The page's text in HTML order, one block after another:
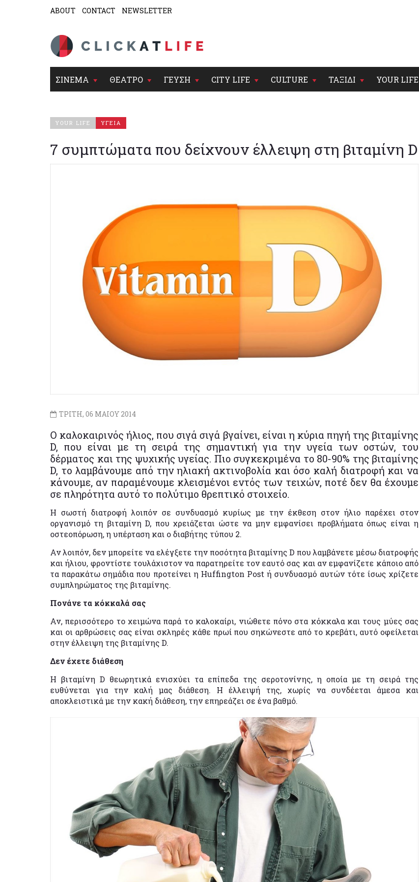
ABOUT CONTACT NEWSLETTER
ΣΙΝΕΜΑ ΘΕΑΤΡΟ ΓΕΥΣΗ CITY LIFE CULTURE ΤΑΞΙΔΙ YOUR LIFE
YOUR LIFE ΥΓΕΙΑ
7 συμπτώματα που δείχνουν έλλειψη στη βιταμίνη D
ΤΡΙΤΗ, 06 ΜΑΙΟΥ 2014
Ο καλοκαιρινός ήλιος, που σιγά σιγά βγαίνει, είναι η κύρια πηγή της βιταμίνης
D, που είναι με τη σειρά της σημαντική για την υγεία των οστών, του
δέρματος και της ψυχικής υγείας. Πιο συγκεκριμένα το 80-90% της βιταμίνης
D, το λαμβάνουμε από την ηλιακή ακτινοβολία και όσο καλή διατροφή και να
κάνουμε, αν παραμένουμε κλεισμένοι εντός των τειχών, ποτέ δεν θα έχουμε
σε πληρότητα αυτό το πολύτιμο θρεπτικό στοιχείο.
Η σωστή διατροφή λοιπόν σε συνδυασμό κυρίως με την έκθεση στον ήλιο παρέχει στον
οργανισμό τη βιταμίνη D, που χρειάζεται ώστε να μην εμφανίσει προβλήματα όπως είναι η
οστεοπόρωση, η υπέρταση και ο διαβήτης τύπου 2.
Αν λοιπόν, δεν μπορείτε να ελέγξετε την ποσότητα βιταμίνης D που λαμβάνετε μέσω διατροφής
και ήλιου, φροντίστε τουλάχιστον να παρατηρείτε τον εαυτό σας και αν εμφανίζετε κάποιο από
τα παρακάτω σημάδια που προτείνει η Ηuffington Post ή συνδυασμό αυτών τότε ίσως χρίζετε
συμπληρώματος της βιταμίνης.
Πονάνε τα κόκκαλά σας
Αν, περισσότερο το χειμώνα παρά το καλοκαίρι, νιώθετε πόνο στα κόκκαλα και τους μύες σας
και οι αρθρώσεις σας είναι σκληρές κάθε πρωί που σηκώνεστε από το κρεβάτι, αυτό οφείλεται
στην έλλειψη της βιταμίνης D.
Δεν έχετε διάθεση
Η βιταμίνη D θεωρητικά ενισχύει τα επίπεδα της σεροτονίνης, η οποία με τη σειρά της
ευθύνεται για την καλή μας διάθεση. Η έλλειψή της, χωρίς να συνδέεται άμεσα και
αποκλειστικά με την κακή διάθεση, την επηρεάζει σε ένα βαθμό.